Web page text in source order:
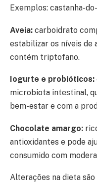
Exemplos: castanha-
Aveia: carboidrato
estabilizar os níveis de
contém triptofano.
Iogurte e probióticos:
microbiota intestinal,
bem-estar e com a
Chocolate amargo:
antioxidantes e pode
consumido com
Alterações na dieta